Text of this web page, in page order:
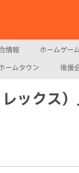
情報 ホームゲー
ームタウン 後援
ックス